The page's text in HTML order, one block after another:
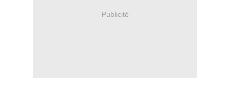
Publicité